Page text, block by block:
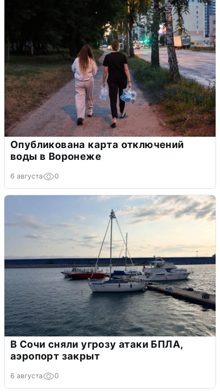
Опубликована карта отключений
воды в Воронеже
6 августа 0
В Сочи сняли угрозу атаки БПЛА,
аэропорт закрыт
6 августа 0